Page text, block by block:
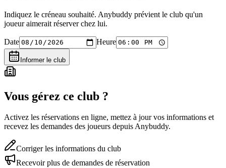
Indiquez le créneau souhaité. Anybuddy prévient le club qu'un
joueur aimerait réserver chez lui.
Date Heure
Informer le club
Vous gérez ce club ?
Activez les réservations en ligne, mettez à jour vos informations et
recevez les demandes des joueurs depuis Anybuddy.
Corriger les informations du club
Recevoir plus de demandes de réservation